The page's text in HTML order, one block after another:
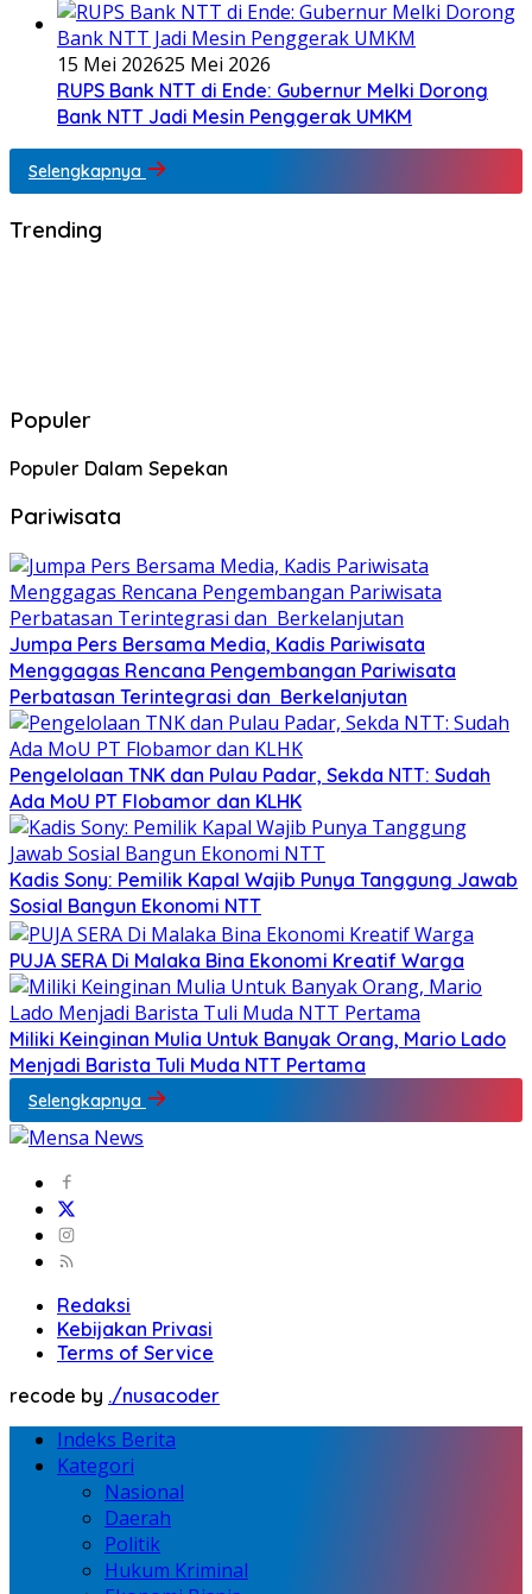
15 Mei 202625 Mei 2026
RUPS Bank NTT di Ende: Gubernur Melki Dorong
Bank NTT Jadi Mesin Penggerak UMKM
Selengkapnya
Trending
Populer
Populer Dalam Sepekan
Pariwisata
Jumpa Pers Bersama Media, Kadis Pariwisata
Menggagas Rencana Pengembangan Pariwisata
Perbatasan Terintegrasi dan Berkelanjutan
Pengelolaan TNK dan Pulau Padar, Sekda NTT: Sudah
Ada MoU PT Flobamor dan KLHK
Kadis Sony: Pemilik Kapal Wajib Punya Tanggung Jawab
Sosial Bangun Ekonomi NTT
PUJA SERA Di Malaka Bina Ekonomi Kreatif Warga
Miliki Keinginan Mulia Untuk Banyak Orang, Mario Lado
Menjadi Barista Tuli Muda NTT Pertama
Selengkapnya
Redaksi
Kebijakan Privasi
Terms of Service
recode by ./nusacoder
Indeks Berita
Kategori
Nasional
Daerah
Politik
Hukum Kriminal